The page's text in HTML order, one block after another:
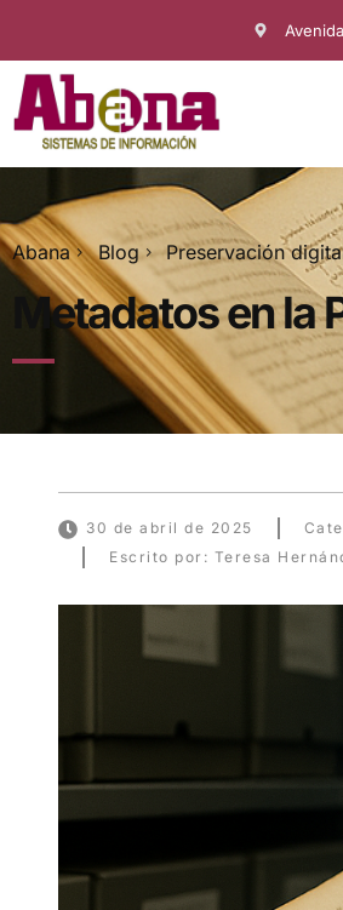
Abana Blog Preservación
Metadatos en
30 de abril de 2025
Escrito por: Teresa